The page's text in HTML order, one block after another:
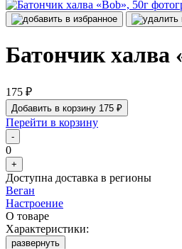
Батончик халва
175 ₽
Добавить в корзину 175 ₽
Перейти в корзину
-
0
+
Доступна доставка в регионы
Веган
Настроение
О товаре
Характеристики:
развернуть